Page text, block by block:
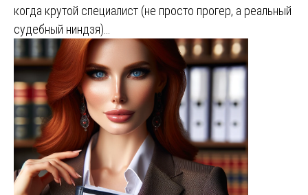
когда крутой специалист (не просто прогер, а реальный
судебный ниндзя)…